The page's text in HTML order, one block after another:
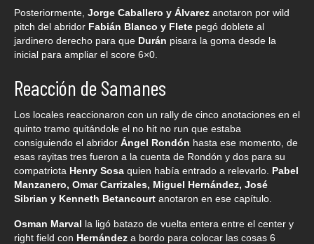
Posteriormente, Jorge Caballero y Álvarez anotaron por wild
pitch del abridor Fabián Blanco y Flete pegó doblete al
jardinero derecho para que Durán pisara la goma desde la
inicial para ampliar el score 6×0.
Reacción de Samanes
Los locales reaccionaron con un rally de cinco anotaciones en el
quinto tramo quitándole el no hit no run que estaba
consiguiendo el abridor Ángel Rondón hasta ese momento, de
esas rayitas tres fueron a la cuenta de Rondón y dos para su
compatriota Henry Sosa quien había entrado a relevarlo. Pabel
Manzanero, Omar Carrizales, Miguel Hernández, José
Sibrian y Kenneth Betancourt anotaron en ese capítulo.
Osman Marval la ligó batazo de vuelta entera entre el center y
right field con Hernández a bordo para colocar las cosas 6